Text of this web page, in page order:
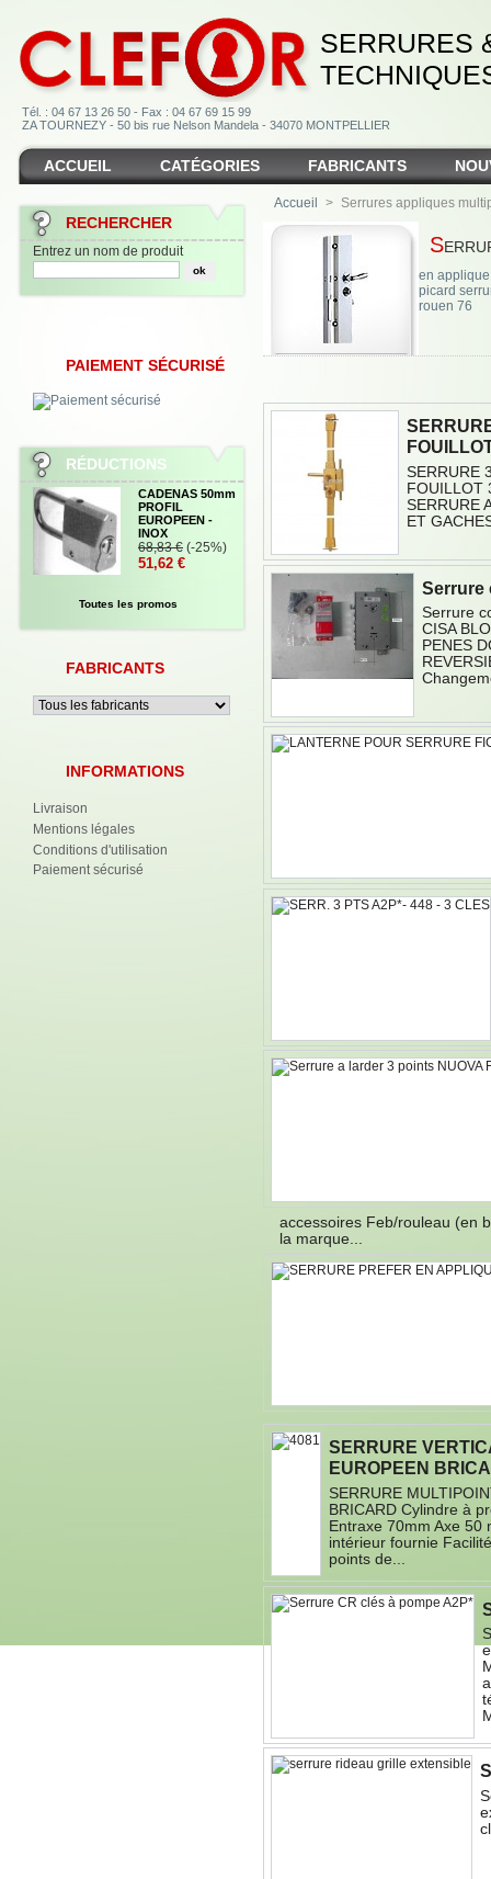
SERRURES
Tél. : 04 67 13 26 50 - Fax : 04 67 69 15 99
ZA TOURNEZY - 50 bis rue Nelson Mandela - 34070 MONTPELLIER
ACCUEIL CATÉGORIES FABRICANTS
RECHERCHER
Entrez un nom de produit
PAIEMENT SÉCURISÉ
RÉDUCTIONS
CADENAS 50mm
PROFIL
EUROPEEN -
INOX
68,83 € (-25%)
51,62 €
Toutes les promos
FABRICANTS
INFORMATIONS
Livraison
Mentions légales
Conditions d'utilisation
Paiement sécurisé
Accueil > Serrures appliques
en
picard
rouen 76
SERRURE
FOUILLOT
SERRURE
ET
Serrure
Serrure
CISA
PENES
accessoires Feb/rouleau
la marque...
SERRURE
EUROPEEN
SERRURE
BRICARD Cylindre à
Entraxe 70mm Axe
intérieur fournie
points de...